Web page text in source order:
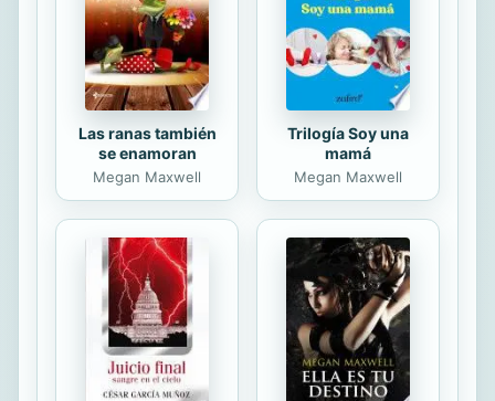
transportada de Asthaluss a Muriath,
donde aparece ante Kishur, un dárico
que querrá protegerla...
Las ranas también
se enamoran
Megan Maxwell
Trilogía Soy una
mamá
Megan Maxwell